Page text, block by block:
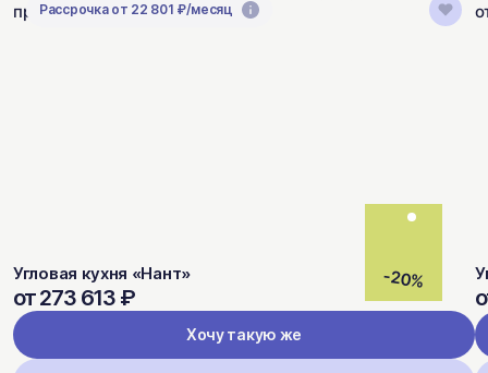
Рассрочка от 22 801 ₽/месяц
-20%
Угловая кухня «Нант»
от 273 613 ₽
Хочу такую же